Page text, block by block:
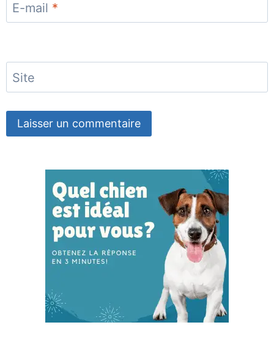
E-mail *
Site